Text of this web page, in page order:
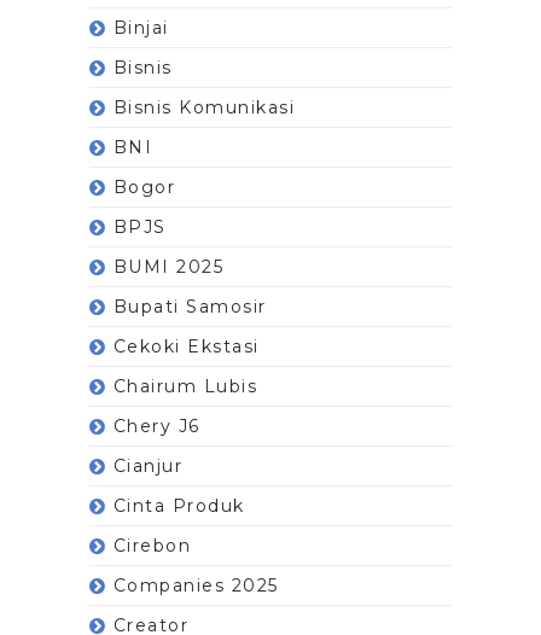
Binjai
Bisnis
Bisnis Komunikasi
BNI
Bogor
BPJS
BUMI 2025
Bupati Samosir
Cekoki Ekstasi
Chairum Lubis
Chery J6
Cianjur
Cinta Produk
Cirebon
Companies 2025
Creator